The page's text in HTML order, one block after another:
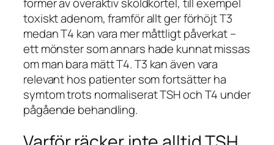
former av överaktiv sköldkörtel, till exempel
toxiskt adenom, framför allt ger förhöjt T3
medan T4 kan vara mer måttligt påverkat –
ett mönster som annars hade kunnat missas
om man bara mätt T4. T3 kan även vara
relevant hos patienter som fortsätter ha
symtom trots normaliserat TSH och T4 under
pågående behandling.